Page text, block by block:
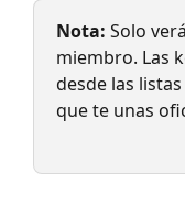
Nota: Solo
miembro. Las
desde las listas
que te unas